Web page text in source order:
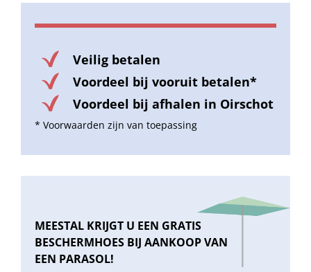
Veilig betalen
Voordeel bij vooruit betalen*
Voordeel bij afhalen in Oirschot
* Voorwaarden zijn van toepassing
MEESTAL KRIJGT U EEN GRATIS
BESCHERMHOES BIJ AANKOOP VAN
EEN PARASOL!